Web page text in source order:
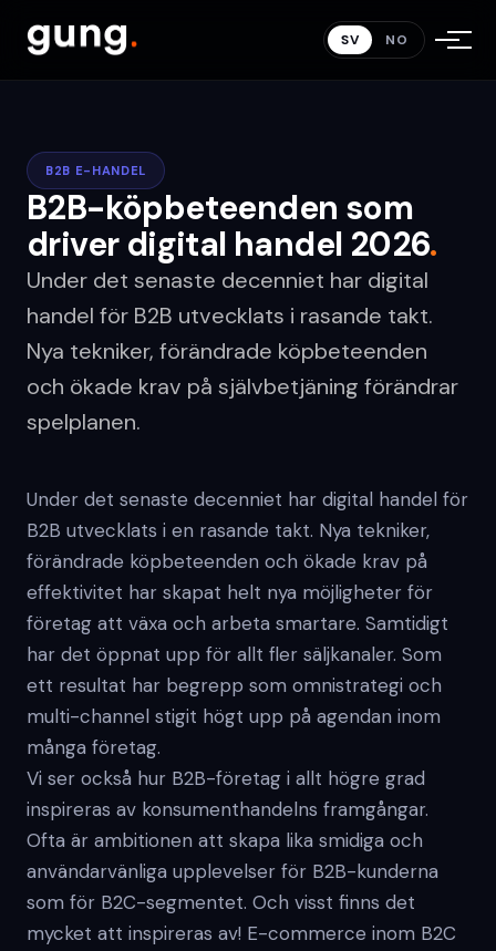
SV NO
B2B E-HANDEL
B2B-köpbeteenden som
driver digital handel 2026.
Under det senaste decenniet har digital
handel för B2B utvecklats i rasande takt.
Nya tekniker, förändrade köpbeteenden
och ökade krav på självbetjäning förändrar
spelplanen.
Under det senaste decenniet har digital handel för
B2B utvecklats i en rasande takt. Nya tekniker,
förändrade köpbeteenden och ökade krav på
effektivitet har skapat helt nya möjligheter för
företag att växa och arbeta smartare. Samtidigt
har det öppnat upp för allt fler säljkanaler. Som
ett resultat har begrepp som omnistrategi och
multi-channel stigit högt upp på agendan inom
många företag.
Vi ser också hur B2B-företag i allt högre grad
inspireras av konsumenthandelns framgångar.
Ofta är ambitionen att skapa lika smidiga och
användarvänliga upplevelser för B2B-kunderna
som för B2C-segmentet. Och visst finns det
mycket att inspireras av! E-commerce inom B2C